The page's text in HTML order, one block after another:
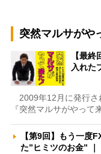
突然マルサがや
【最
入れた
2009年12月に発行さ
『突然マルサがやって
【第9回】もう一度
た”ヒミツのお金”